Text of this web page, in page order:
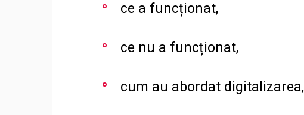
ce a funcționat,
ce nu a funcționat,
cum au abordat digitalizarea,